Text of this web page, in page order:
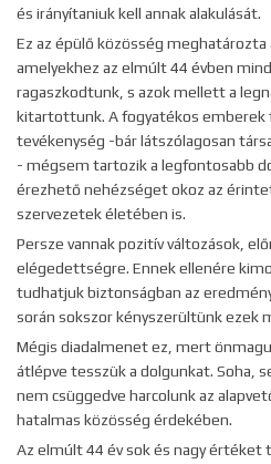
és irányítaniuk kell annak alakulását.
Ez az épülő közösség
amelyekhez az elmúlt 44 évben
ragaszkodtunk, s azok mellett a
kitartottunk. A fogyatékos emberek
tevékenység -bár látszólagosan
- mégsem tartozik a legfontosabb
érezhető nehézséget okoz az
szervezetek életében is.
Persze vannak pozitív változások,
elégedettségre. Ennek ellenére
tudhatjuk biztonságban az
során sokszor kényszerültünk ezek
Mégis diadalmenet ez, mert
átlépve tesszük a dolgunkat. Soha,
nem csüggedve harcolunk az
hatalmas közösség érdekében.
Az elmúlt 44 év sok és nagy